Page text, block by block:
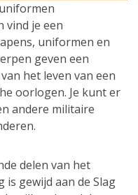
vind je een
uniformen en
geven een
het leven van een
oorlogen. Je kunt er
andere militaire
delen van het
is gewijd aan de Slag